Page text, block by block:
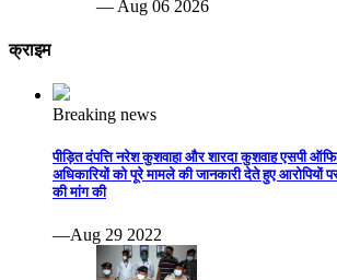
— Aug 06 2026
क्राइम
Breaking news
पीड़ित दंपत्ति नरेश कुशवाहा और शारदा कुशवाह एसपी
अधिकारियों को पूरे मामले की जानकारी देते हुए आरोपियों
की मांग की
—Aug 29 2022